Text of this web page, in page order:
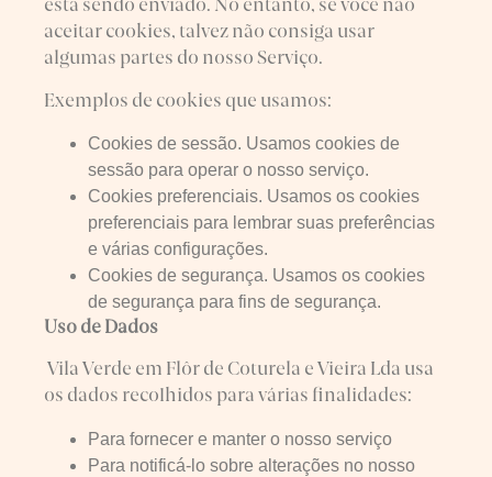
está sendo enviado. No entanto, se você não
aceitar cookies, talvez não consiga usar
algumas partes do nosso Serviço.
Exemplos de cookies que usamos:
Cookies de sessão. Usamos cookies de
sessão para operar o nosso serviço.
Cookies preferenciais. Usamos os cookies
preferenciais para lembrar suas preferências
e várias configurações.
Cookies de segurança. Usamos os cookies
de segurança para fins de segurança.
Uso de Dados
Vila Verde em Flôr de Coturela e Vieira Lda usa
os dados recolhidos para várias finalidades:
Para fornecer e manter o nosso serviço
Para notificá-lo sobre alterações no nosso